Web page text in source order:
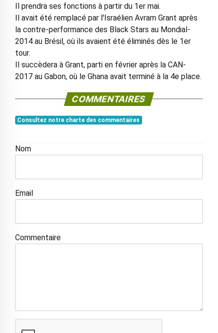
Il prendra ses fonctions à partir du 1er mai.
Il avait été remplacé par l'Israélien Avram Grant après
la contre-performance des Black Stars au Mondial-
2014 au Brésil, où ils avaient été éliminés dès le 1er
tour.
Il succèdera à Grant, parti en février après la CAN-
2017 au Gabon, où le Ghana avait terminé à la 4e place.
COMMENTAIRES
Consultez notre charte des commentaires
Nom
Email
Commentaire